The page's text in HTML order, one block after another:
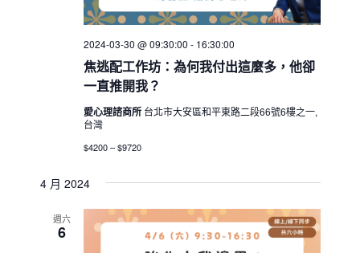
焦逃配工作坊：為何我付出這麼多，他卻
一直推開我？
2024-03-30 @ 09:30:00 - 16:30:00
愛心理諮商所 台北市大安區和平東路二段66號6樓之一,
台灣
$4200 – $9720
4 月 2024
週六
6